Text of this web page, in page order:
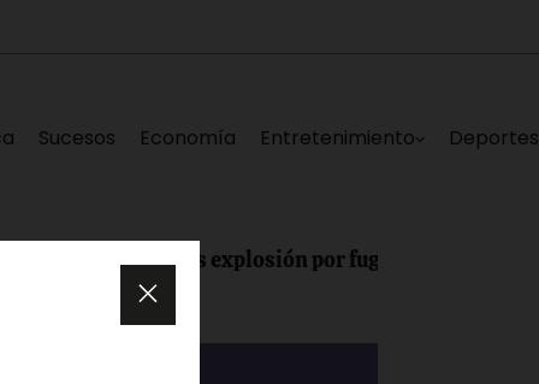
Sucesos Economía Entretenimiento Deportes
tras explosión por fuga de gas en pizzería de